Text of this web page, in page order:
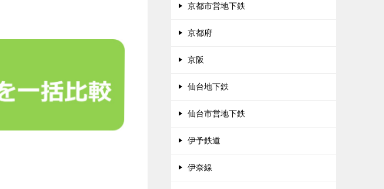
京都市営地下鉄
京都府
京阪
仙台地下鉄
仙台市営地下鉄
伊予鉄道
伊奈線